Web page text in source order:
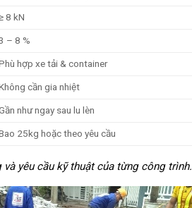
≥ 8 kN
– 8 %
hợp xe tải & container
cần gia nhiệt
như ngay sau lu lèn
25kg hoặc theo yêu cầu
yêu cầu kỹ thuật của từng công trình.